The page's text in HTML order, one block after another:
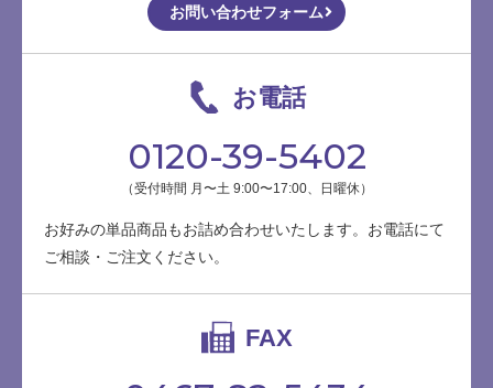
お問い合わせフォーム
お電話
0120-39-5402
（受付時間 月〜土 9:00〜17:00、日曜休）
お好みの単品商品もお詰め合わせいたします。お電話にて
ご相談・ご注文ください。
FAX